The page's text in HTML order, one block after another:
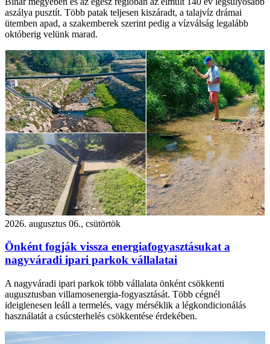
aszálya pusztít. Több patak teljesen kiszáradt, a talajvíz drámai
ütemben apad, a szakemberek szerint pedig a vízválság legalább
októberig velünk marad.
2026. augusztus 06., csütörtök
Önként fogják vissza energiafogyasztásukat a
nagyváradi ipari parkok vállalatai
A nagyváradi ipari parkok több vállalata önként csökkenti
augusztusban villamosenergia-fogyasztását. Több cégnél
ideiglenesen leáll a termelés, vagy mérséklik a légkondicionálás
használatát a csúcsterhelés csökkentése érdekében.